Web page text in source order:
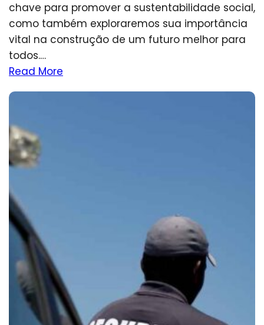
chave para promover a sustentabilidade social,
como também exploraremos sua importância
vital na construção de um futuro melhor para
todos.…
Read More